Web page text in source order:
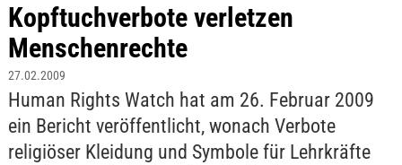
Kopftuchverbote verletzen
Menschenrechte
27.02.2009
Human Rights Watch hat am 26. Februar 2009
ein Bericht veröffentlicht, wonach Verbote
religiöser Kleidung und Symbole für Lehrkräfte